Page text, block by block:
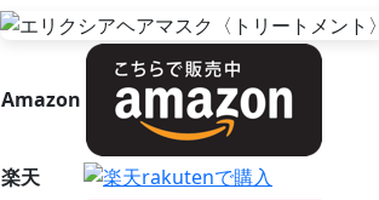
Amazon
楽天